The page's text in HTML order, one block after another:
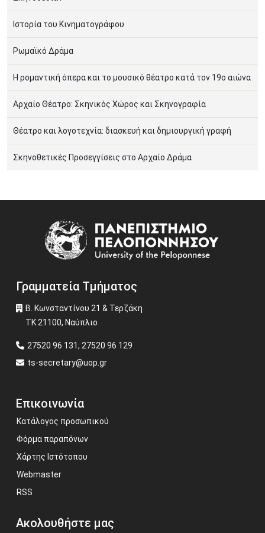
Ιστορία του Κινηματογράφου
Ρωμαϊκό Δράμα
Η ρομαντική όπερα και το μουσικό θέατρο κατά τον 19ο αιώνα
Αρχαίο Θέατρο: Σκηνικός Χώρος και Σκηνογραφία
Θέατρο και λογοτεχνία: διασκευή και δημιουργική γραφή
Σκηνοθετικές Προσεγγίσεις στο Αρχαίο Δράμα
Γραμματεία Τμήματος
Β. Κωνσταντίνου 21 & Τερζάκη
ΤΚ 21100, Ναύπλιο
27520 96 131, 27520 96 129
ts-secretary@uop.gr
Επικοινωνία
Κατάλογος προσωπικού
Φόρμα παραπόνων
Χάρτης Ιστότοπου
Webmaster
RSS
Ακολουθήστε μας